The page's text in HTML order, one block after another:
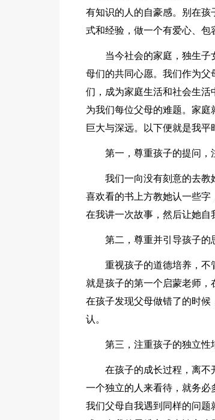
有知识的人的自豪感。别在
式和经验，做一个有爱心、包
当今社会的家庭，独生
母们的共同心愿。我们作为
们，成为家庭生活和社会生
为我们每位父母的难题。家
巨大与深远。以下便就是我平
第一，尊重孩子的提问，
我们一向没有刻意的去教
喜欢看的书上方教她认一些
在我讲一次故事，然后让她自
第二，尊重并引导孩子的
重视孩子的道德培养，不
就是孩子的第一个启蒙老师，
在孩子发现父母做错了的时
认。
第三，注重孩子的独立性
在孩子的成长过程，离不
一个独立的人来看待，就务
我们父母自我遇到同样的问题